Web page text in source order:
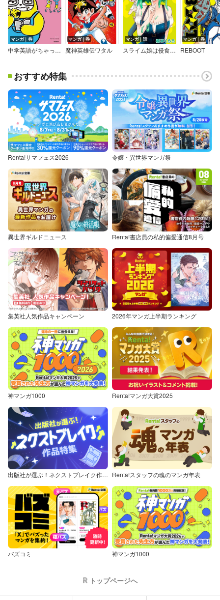
マンガ｜巻
中学英語がちゃっかり学べる ゆる4コマ教室
マンガ｜巻
魔神英雄伝ワタル
マンガ｜話
スライム娘は侵食したい！（話売り）
マンガ｜巻
REBOOT
おすすめ特集
Renta!サマフェス2026 令嬢・異世界マンガ祭
異世界ギルドニュース Renta!書店員の私的偏愛通信8月号
集英社人気作品キャンペーン 2026年マンガ上半期ランキング
神マンガ1000 Renta!マンガ大賞2025
出版社が選ぶ！ネクストブレイク作品特集 Renta!スタッフの魂のマンガ年表
バズコミ 神マンガ1000
トップページへ